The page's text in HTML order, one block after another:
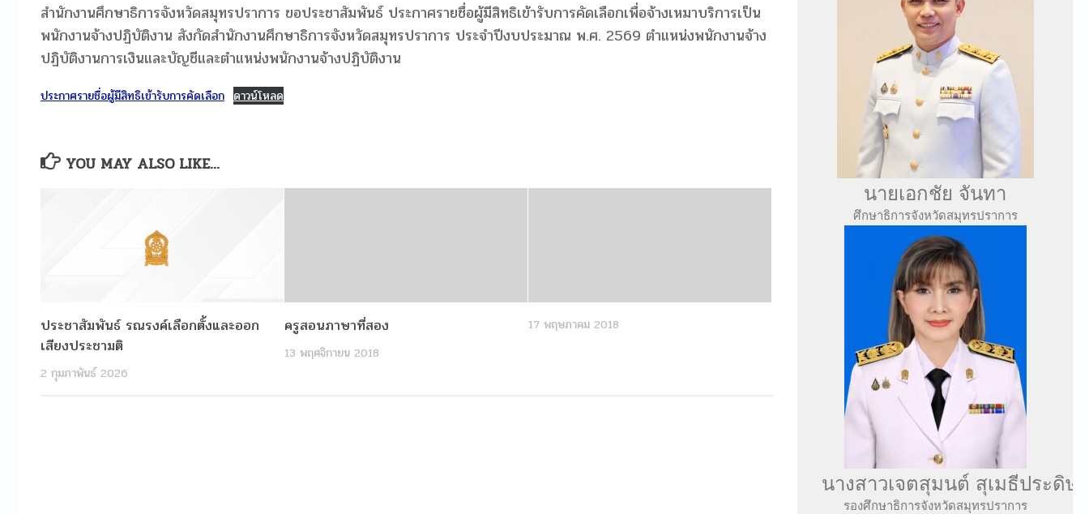
สำนักงานศึกษาธิการจังหวัดสมุทรปราการ ขอประชาสัมพันธ์ ประกาศรายชื่อผู้มีสิทธิเข้ารับการคัดเลือกเพื่อจ้างเหมาบริการเป็น
พนักงานจ้างปฏิบัติงาน สังกัดสำนักงานศึกษาธิการจังหวัดสมุทรปราการ ประจำปีงบประมาณ พ.ศ. 2569 ตำแหน่งพนักงานจ้าง
ปฏิบัติงานการเงินและบัญชีและตำแหน่งพนักงานจ้างปฏิบัติงาน
ประกาศรายชื่อผู้มีสิทธิเข้ารับการคัดเลือก ดาวน์โหลด
YOU MAY ALSO LIKE...
ประชาสัมพันธ์ รณรงค์เลือกตั้งและออก
เสียงประชามติ
2 กุมภาพันธ์ 2026
ครูสอนภาษาที่สอง
13 พฤศจิกายน 2018
17 พฤษภาคม 2018
นายเอกชัย จันทา
ศึกษาธิการจังหวัดสมุทรปราการ
นางสาวเจตสุมนต์ สุเมธีประดิษฐ์
รองศึกษาธิการจังหวัดสมุทรปราการ